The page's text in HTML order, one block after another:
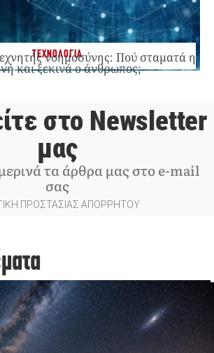
ΤΕΧΝΟΛΟΓΙΑ
νοημοσύνης: Πού σταματά η
και ξεκινά ο άνθρωπος;
στο Newsletter
μας
τα άρθρα μας στο e-mail
σας
ΠΡΟΣΤΑΣΙΑΣ ΑΠΟΡΡΗΤΟΥ